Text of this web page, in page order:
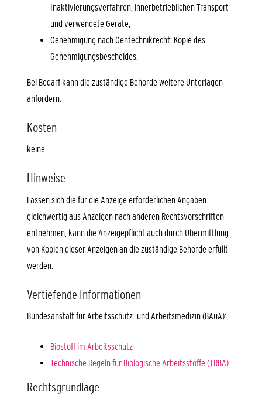
Inaktivierungsverfahren, innerbetrieblichen Transport
und verwendete Geräte,
Genehmigung nach Gentechnikrecht: Kopie des
Genehmigungsbescheides.
Bei Bedarf kann die zuständige Behörde weitere Unterlagen
anfordern.
Kosten
keine
Hinweise
Lassen sich die für die Anzeige erforderlichen Angaben
gleichwertig aus Anzeigen nach anderen Rechtsvorschriften
entnehmen, kann die Anzeigepflicht auch durch Übermittlung
von Kopien dieser Anzeigen an die zuständige Behörde erfüllt
werden.
Vertiefende Informationen
Bundesanstalt für Arbeitsschutz- und Arbeitsmedizin (BAuA):
Biostoff im Arbeitsschutz
Technische Regeln für Biologische Arbeitsstoffe (TRBA)
Rechtsgrundlage